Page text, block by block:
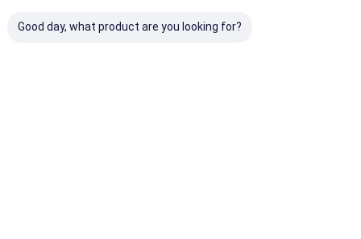
소식
Good day, what product are you looking for?